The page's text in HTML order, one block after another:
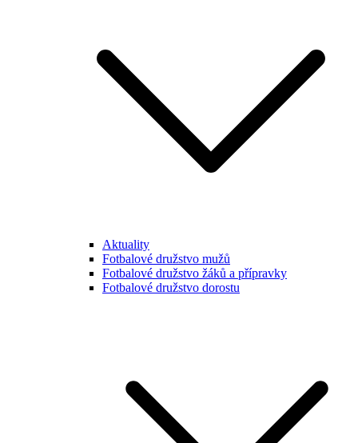
Aktuality
Fotbalové družstvo mužů
Fotbalové družstvo žáků a přípravky
Fotbalové družstvo dorostu